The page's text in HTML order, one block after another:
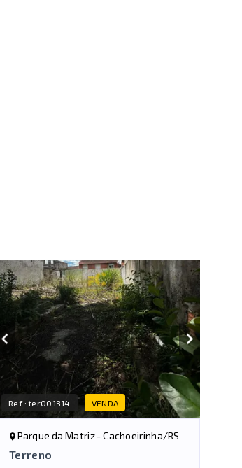
Ref.:ter001314 VENDA
Parque da Matriz - Cachoeirinha/RS
Terreno